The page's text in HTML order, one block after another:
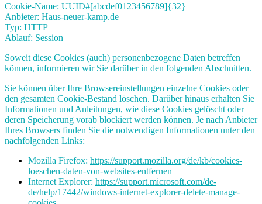
Cookie-Name: UUID#[abcdef0123456789]{32}
Anbieter: Haus-neuer-kamp.de
Typ: HTTP
Ablauf: Session
Soweit diese Cookies (auch) personenbezogene Daten betreffen
können, informieren wir Sie darüber in den folgenden Abschnitten.
Sie können über Ihre Browsereinstellungen einzelne Cookies oder
den gesamten Cookie-Bestand löschen. Darüber hinaus erhalten Sie
Informationen und Anleitungen, wie diese Cookies gelöscht oder
deren Speicherung vorab blockiert werden können. Je nach Anbieter
Ihres Browsers finden Sie die notwendigen Informationen unter den
nachfolgenden Links:
Mozilla Firefox: https://support.mozilla.org/de/kb/cookies-
loeschen-daten-von-websites-entfernen
Internet Explorer: https://support.microsoft.com/de-
de/help/17442/windows-internet-explorer-delete-manage-